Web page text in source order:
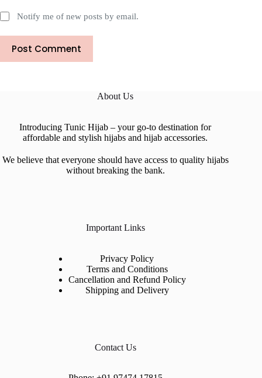
Notify me of new posts by email.
Post Comment
About Us
Introducing Tunic Hijab – your go-to destination for
affordable and stylish hijabs and hijab accessories.
We believe that everyone should have access to quality hijabs
without breaking the bank.
Important Links
Privacy Policy
Terms and Conditions
Cancellation and Refund Policy
Shipping and Delivery
Contact Us